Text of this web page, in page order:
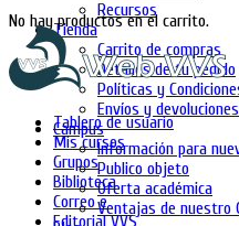
Recursos
Tienda
Carrito de compras
Detalles de tu pedido
Políticas y
Envíos y devoluciones
Campus
Información para
Publico objeto
Oferta académica
Ventajas de nuestro
No hay productos en el carrito.
Tablero de usuario
Mis cursos
Grupos
Biblioteca
Correo e
Editorial VVS